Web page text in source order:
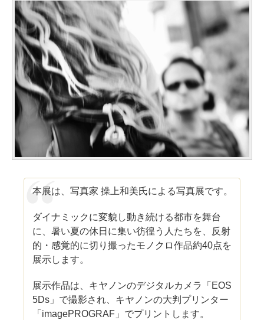
本展は、写真家 操上和美氏による写真展です。
ダイナミックに変貌し動き続ける都市を舞台
に、暑い夏の休日に集い彷徨う人たちを、反射
的・感覚的に切り撮ったモノクロ作品約40点を
展示します。
展示作品は、キヤノンのデジタルカメラ「EOS
5Ds」で撮影され、キヤノンの大判プリンター
「imagePROGRAF」でプリントします。